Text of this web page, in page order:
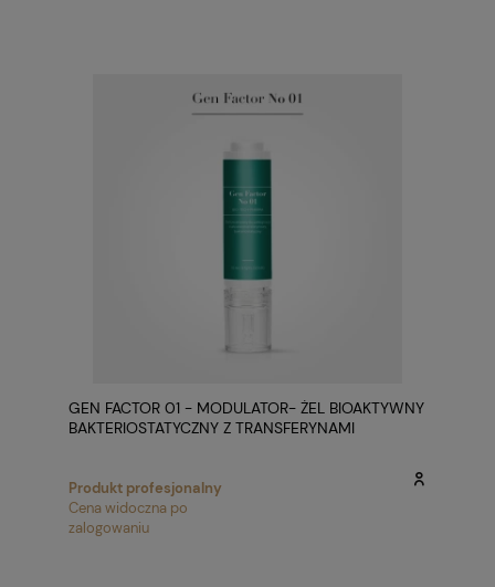
GEN FACTOR 01 - MODULATOR- ŻEL BIOAKTYWNY
BAKTERIOSTATYCZNY Z TRANSFERYNAMI
Produkt profesjonalny
Cena widoczna po
zalogowaniu